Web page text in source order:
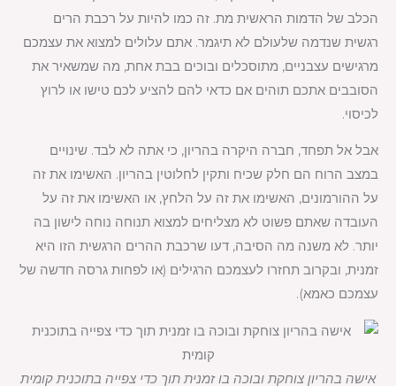
הכלב של הדמות הראשית מת. זה כמו להיות על רכבת הרים
רגשית שנדמה שלעולם לא תיגמר. אתם עלולים למצוא את עצמכם
מרגישים עצבניים, מתוסכלים ובוכים בבת אחת, מה שמשאיר את
הסובבים אתכם תוהים אם כדאי להם להציע לכם טישו או לרוץ
לכיסוי.
אבל אל תפחד, חברה היקרה בהריון, כי אתה לא לבד. שינויים
במצב הרוח הם חלק שכיח ותקין לחלוטין בהריון. האשימו את זה
על ההורמונים, האשימו את זה על הלחץ, או האשימו את זה על
העובדה שאתם פשוט לא מצליחים למצוא תנוחה נוחה לישון בה
יותר. לא משנה מה הסיבה, דעו שרכבת ההרים הרגשית הזו היא
זמנית, ובקרוב תחזרו לעצמכם הרגילים (או לפחות גרסה חדשה של
עצמכם כאמא).
אישה בהריון צוחקת ובוכה בו זמנית תוך כדי צפייה בתוכנית קומית